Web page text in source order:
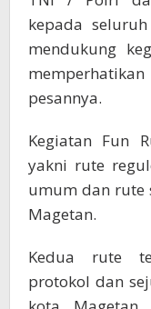
kepada
mendukung
pesannya.
Kegiatan Fun
yakni rute
umum dan rute
Magetan.
Kedua rute
protokol dan